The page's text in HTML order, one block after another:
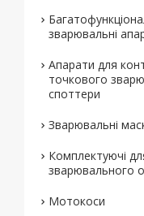
зварювальні
Апарати для
точкового
споттери
Зварювальні
Комплектуючі
зварювального
Мотокоси